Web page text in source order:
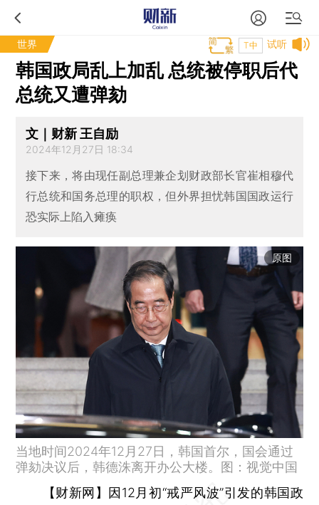
世界 试听
T中
韩国政局乱上加乱 总统被停职后代
总统又遭弹劾
文｜财新 王自励
2024年12月27日 18:34
接下来，将由现任副总理兼企划财政部长官崔相穆代
行总统和国务总理的职权，但外界担忧韩国国政运行
恐实际上陷入瘫痪
原图
当地时间2024年12月27日，韩国首尔，国会通过
弹劾决议后，韩德洙离开办公大楼。图：视觉中国
【财新网】 因12月初“戒严风波”引发的韩国政